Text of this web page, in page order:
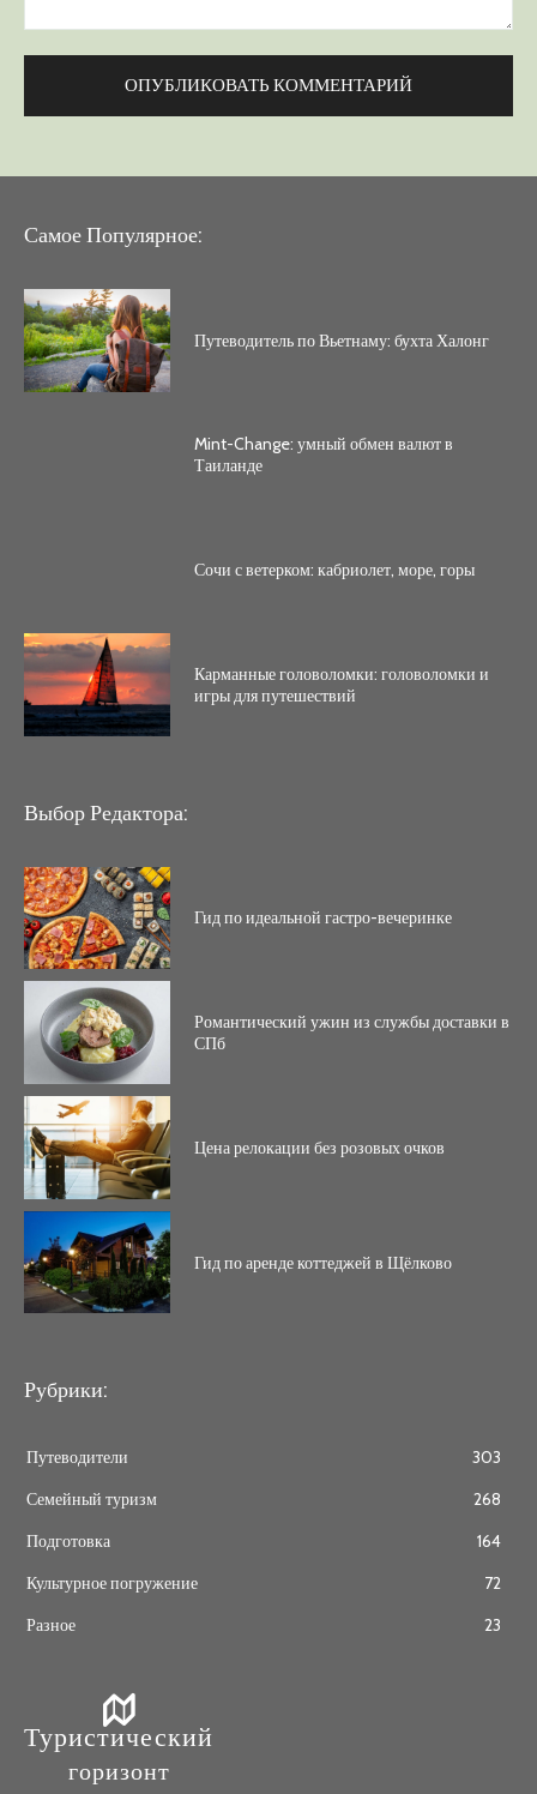
Самое Популярное:
Путеводитель по Вьетнаму: бухта Халонг
Mint-Change: умный обмен валют в
Таиланде
Сочи с ветерком: кабриолет, море, горы
Карманные головоломки: головоломки и
игры для путешествий
Выбор Редактора:
Гид по идеальной гастро-вечеринке
Романтический ужин из службы доставки в
СПб
Цена релокации без розовых очков
Гид по аренде коттеджей в Щёлково
Рубрики:
Путеводители
303
Семейный туризм
268
Подготовка
164
Культурное погружение
72
Разное
23
Туристический
горизонт